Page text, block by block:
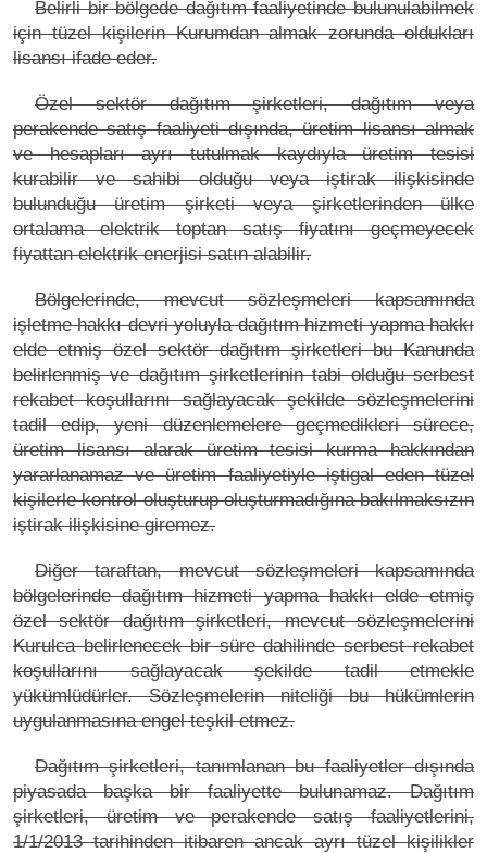
Belirli bir bölgede dağıtım faaliyetinde bulunulabilmek
için tüzel kişilerin Kurumdan almak zorunda oldukları
lisansı ifade eder.
Özel sektör dağıtım şirketleri, dağıtım veya
perakende satış faaliyeti dışında, üretim lisansı almak
ve hesapları ayrı tutulmak kaydıyla üretim tesisi
kurabilir ve sahibi olduğu veya iştirak ilişkisinde
bulunduğu üretim şirketi veya şirketlerinden ülke
ortalama elektrik toptan satış fiyatını geçmeyecek
fiyattan elektrik enerjisi satın alabilir.
Bölgelerinde, mevcut sözleşmeleri kapsamında
işletme hakkı devri yoluyla dağıtım hizmeti yapma hakkı
elde etmiş özel sektör dağıtım şirketleri bu Kanunda
belirlenmiş ve dağıtım şirketlerinin tabi olduğu serbest
rekabet koşullarını sağlayacak şekilde sözleşmelerini
tadil edip, yeni düzenlemelere geçmedikleri sürece,
üretim lisansı alarak üretim tesisi kurma hakkından
yararlanamaz ve üretim faaliyetiyle iştigal eden tüzel
kişilerle kontrol oluşturup oluşturmadığına bakılmaksızın
iştirak ilişkisine giremez.
Diğer taraftan, mevcut sözleşmeleri kapsamında
bölgelerinde dağıtım hizmeti yapma hakkı elde etmiş
özel sektör dağıtım şirketleri, mevcut sözleşmelerini
Kurulca belirlenecek bir süre dahilinde serbest rekabet
koşullarını sağlayacak şekilde tadil etmekle
yükümlüdürler. Sözleşmelerin niteliği bu hükümlerin
uygulanmasına engel teşkil etmez.
Dağıtım şirketleri, tanımlanan bu faaliyetler dışında
piyasada başka bir faaliyette bulunamaz. Dağıtım
şirketleri, üretim ve perakende satış faaliyetlerini,
1/1/2013 tarihinden itibaren ancak ayrı tüzel kişilikler